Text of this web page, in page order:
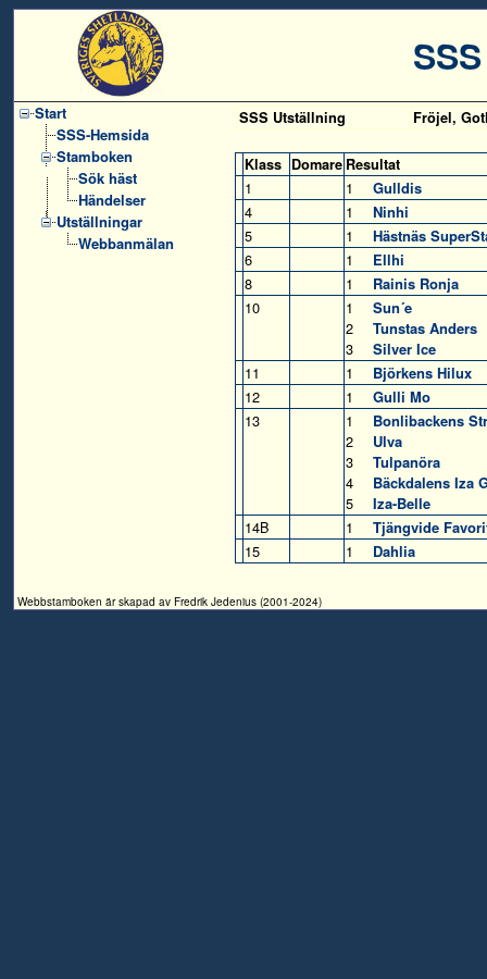
Start
SSS-Hemsida
Stamboken
Sök häst
Händelser
Utställningar
Webbanmälan
SSS Utställning Fröjel,
Klass Domare Resultat
1 1
Gulldis
4
1
Ninhi
5
1
Hästnäs
6
1
Ellhi
8
1
Rainis Ronja
10
1
Sun´e
2
Tunstas Anders
3
Silver Ice
11
1
Björkens Hilux
12
1
Gulli Mo
13
1
Bonlibackens
2
Ulva
3
Tulpanöra
4
Bäckdalens Iza
5
Iza-Belle
14B
1
Tjängvide
15
1 Dahlia
Webbstamboken är skapad av Fredrik Jedenius (2001-2024)